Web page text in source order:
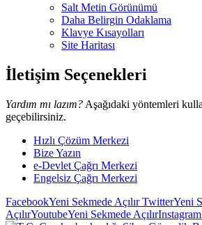
Salt Metin Görünümü
Daha Belirgin Odaklama
Klavye Kısayolları
Site Haritası
İletişim Seçenekleri
Yardım mı lazım? Aşağıdaki yöntemleri
geçebilirsiniz.
Hızlı Çözüm Merkezi
Bize Yazın
e-Devlet Çağrı Merkezi
Engelsiz Çağrı Merkezi
FacebookYeni Sekmede AçılırTwitterYeni
AçılırYoutubeYeni Sekmede AçılırInstagram